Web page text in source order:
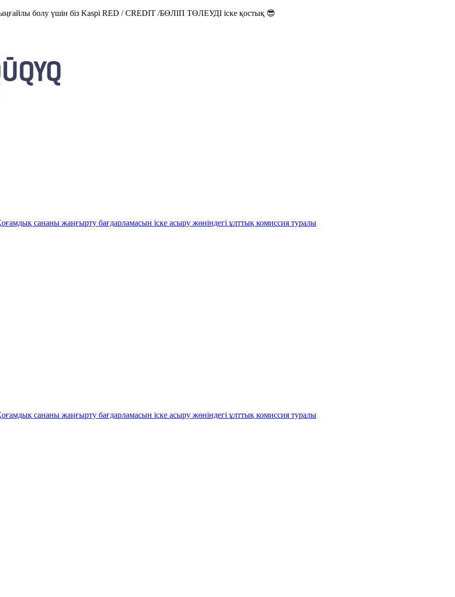
болу үшін біз Kaspi RED / CREDIT /БӨЛІП ТӨЛЕУДІ іске қостық 😎
сананы жаңғырту бағдарламасын іске асыру жөніндегі ұлттық комиссия туралы
сананы жаңғырту бағдарламасын іске асыру жөніндегі ұлттық комиссия туралы